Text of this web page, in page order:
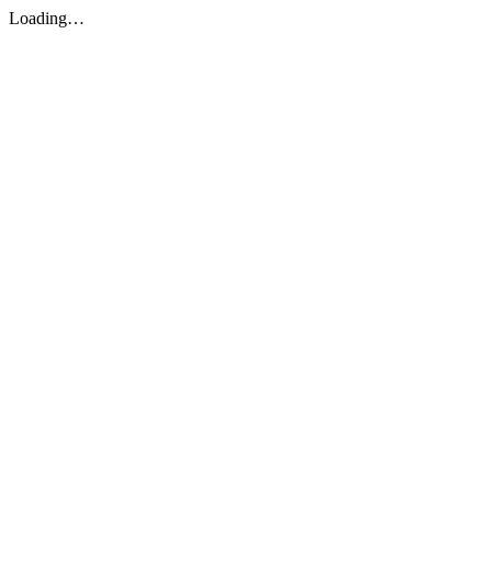
Loading…